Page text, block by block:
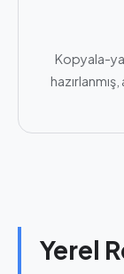
Kopyala-
Yerel